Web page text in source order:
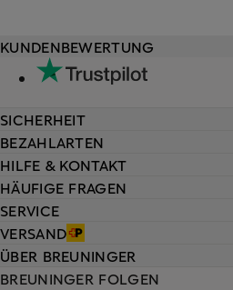
HILFE & KONTAKT
HÄUFIGE FRAGEN
SERVICE
VERSAND
KUNDENBEWERTUNG
SICHERHEIT
BEZAHLARTEN
ÜBER BREUNINGER
BREUNINGER FOLGEN